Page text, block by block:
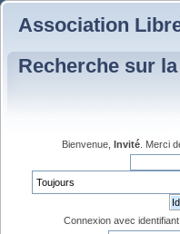
Association
Recherche sur
Bienvenue, Invité . Merci
Connexion avec